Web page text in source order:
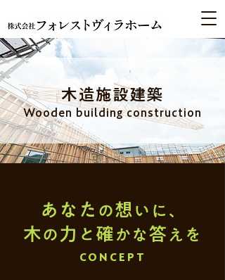
​木造施設建築
Wooden building construction
あなた の想 いに、
木の 力 と 確 かな答 えを
CONCEPT